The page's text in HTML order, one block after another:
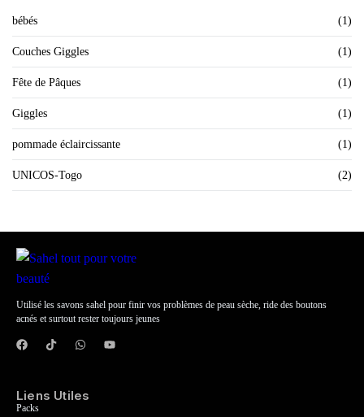
bébés (1)
Couches Giggles (1)
Fête de Pâques (1)
Giggles (1)
pommade éclaircissante (1)
UNICOS-Togo (2)
Utilisé les savons sahel pour finir vos problèmes de peau sèche, ride des boutons
acnés et surtout rester toujours jeunes
Liens Utiles
Packs